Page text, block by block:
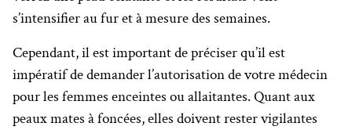
s’intensifier au fur et à mesure des semaines.
Cependant, il est important de préciser qu’il est
impératif de demander l’autorisation de votre médecin
pour les femmes enceintes ou allaitantes. Quant aux
peaux mates à foncées, elles doivent rester vigilantes